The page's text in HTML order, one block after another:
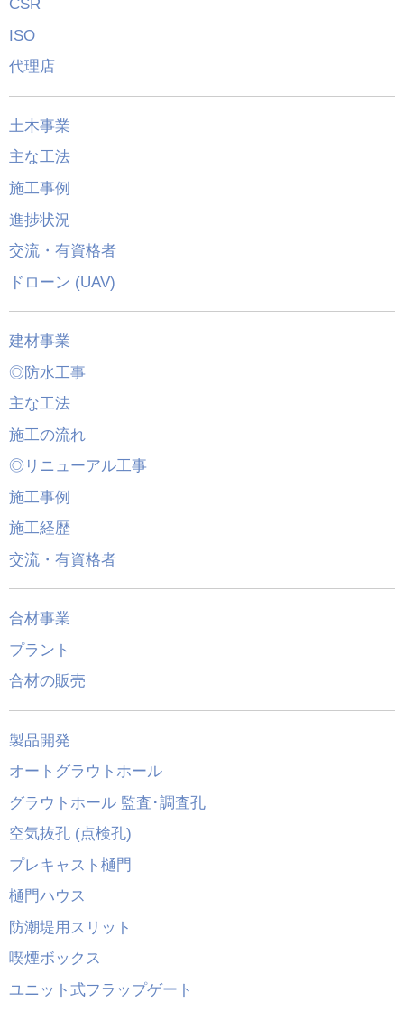
CSR
ISO
代理店
土木事業
主な工法
施工事例
進捗状況
交流・有資格者
ドローン (UAV)
建材事業
◎防水工事
主な工法
施工の流れ
◎リニューアル工事
施工事例
施工経歴
交流・有資格者
合材事業
プラント
合材の販売
製品開発
オートグラウトホール
グラウトホール 監査･調査孔
空気抜孔 (点検孔)
プレキャスト樋門
樋門ハウス
防潮堤用スリット
喫煙ボックス
ユニット式フラップゲート